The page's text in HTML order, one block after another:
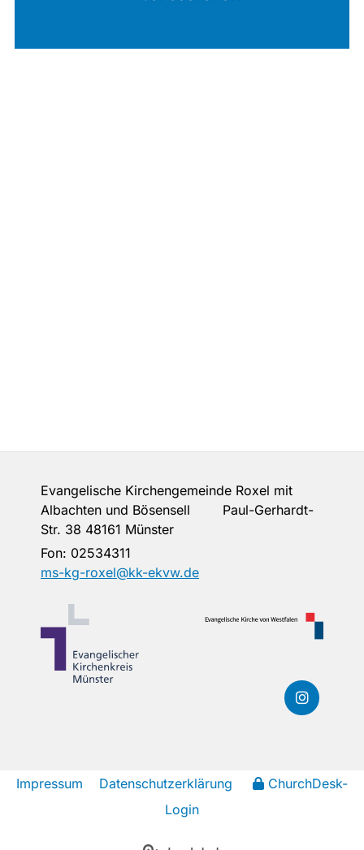
Evangelische Kirchengemeinde Roxel mit
Albachten und Bösensell Paul-Gerhardt-
Str. 38 48161 Münster
Fon: 02534311
ms-kg-roxel@kk-ekvw.de
Impressum Datenschutzerklärung
ChurchDesk-
Login